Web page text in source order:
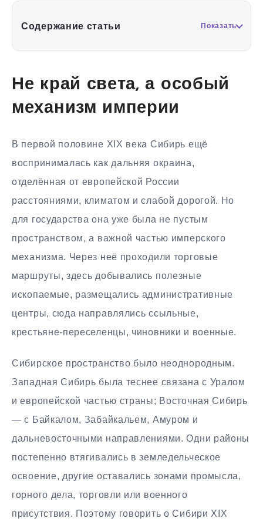
Содержание статьи Показать
Не край света, а особый
механизм империи
В первой половине XIX века Сибирь ещё
воспринималась как дальняя окраина,
отделённая от европейской России
расстояниями, климатом и слабой дорогой. Но
для государства она уже была не пустым
пространством, а важной частью имперского
механизма. Через неё проходили торговые
маршруты, здесь добывались полезные
ископаемые, размещались административные
центры, сюда направлялись ссыльные,
крестьяне-переселенцы, чиновники и военные.
Сибирское пространство было неоднородным.
Западная Сибирь была теснее связана с Уралом
и европейской частью страны; Восточная Сибирь
— с Байкалом, Забайкальем, Амуром и
дальневосточными направлениями. Одни районы
постепенно втягивались в земледельческое
освоение, другие оставались зонами промысла,
горного дела, торговли или военного
присутствия. Поэтому говорить о Сибири XIX